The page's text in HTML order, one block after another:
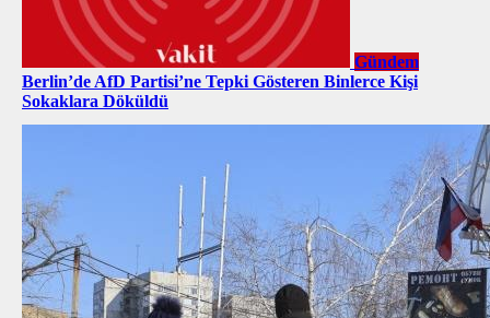
Gündem
Berlin’de AfD Partisi’ne Tepki Gösteren Binlerce Kişi
Sokaklara Döküldü